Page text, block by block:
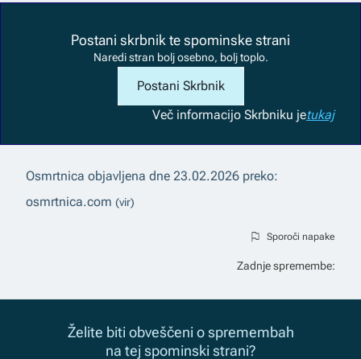
Postani skrbnik te spominske strani
Naredi stran bolj osebno, bolj toplo.
Postani Skrbnik
Več informacijo Skrbniku jetukaj
Osmrtnica objavljena dne 23.02.2026 preko:
osmrtnica.com (vir)
Sporoči napake
Zadnje spremembe:
Želite biti obveščeni o spremembah
na tej spominski strani?